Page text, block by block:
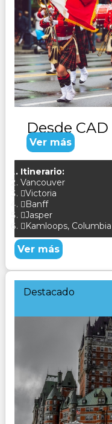
Duración:
10Días9
Paquete Turistico
Vancouver, Calgary,
CONSULTAR
Desde CAD
Ver más
Itinerario:
Vancouver
Victoria
Banff
Jasper
Kamloops,
Ver más
Destacado